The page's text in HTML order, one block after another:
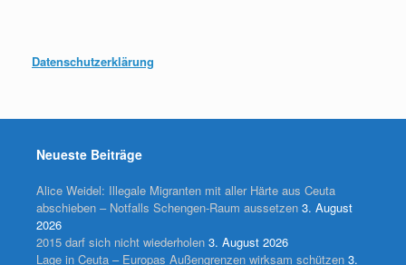
Datenschutzerklärung
Neueste Beiträge
Alice Weidel: Illegale Migranten mit aller Härte aus Ceuta
abschieben – Notfalls Schengen-Raum aussetzen 3. August
2026
2015 darf sich nicht wiederholen 3. August 2026
Lage in Ceuta – Europas Außengrenzen wirksam schützen 3.